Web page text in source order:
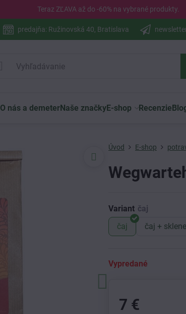
Teraz ZĽAVA až do -60% na vybrané produkty.
predajňa: Ružinovská 40, Bratislava
O nás a demeterNaše značkyE-shop Recenzie
Úvod E-shop
Variant
čaj
čaj +
Vypredané
7 €